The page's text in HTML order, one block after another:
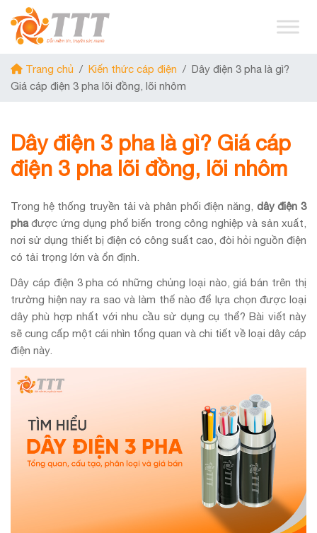
Trang chủ / Kiến thức cáp điện / Dây điện 3 pha là gì?
Giá cáp điện 3 pha lõi đồng, lõi nhôm
Dây điện 3 pha là gì? Giá cáp
điện 3 pha lõi đồng, lõi nhôm
Trong hệ thống truyền tải và phân phối điện năng, dây điện 3
phađược ứng dụng phổ biến trong công nghiệp và sản xuất,
nơi sử dụng thiết bị điện có công suất cao, đòi hỏi nguồn điện
có tải trọng lớn và ổn định.
Dây cáp điện 3 pha có những chủng loại nào, giá bán trên thị
trường hiện nay ra sao và làm thế nào để lựa chọn được loại
dây phù hợp nhất với nhu cầu sử dụng cụ thể? Bài viết này
sẽ cung cấp một cái nhìn tổng quan và chi tiết về loại dây cáp
điện này.